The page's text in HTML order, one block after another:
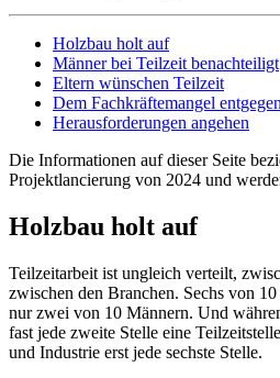
Holzbau holt auf
Männer bei Teilzeit benachteiligt
Eltern wünschen Teilzeit
Dem Fachkräftemangel
Herausforderungen angehen
Die Informationen auf dieser Seite
Projektlancierung von 2024 und
Holzbau holt auf
Teilzeitarbeit ist ungleich verteilt,
zwischen den Branchen. Sechs von
nur zwei von 10 Männern. Und
fast jede zweite Stelle eine
und Industrie erst jede sechste Stelle.